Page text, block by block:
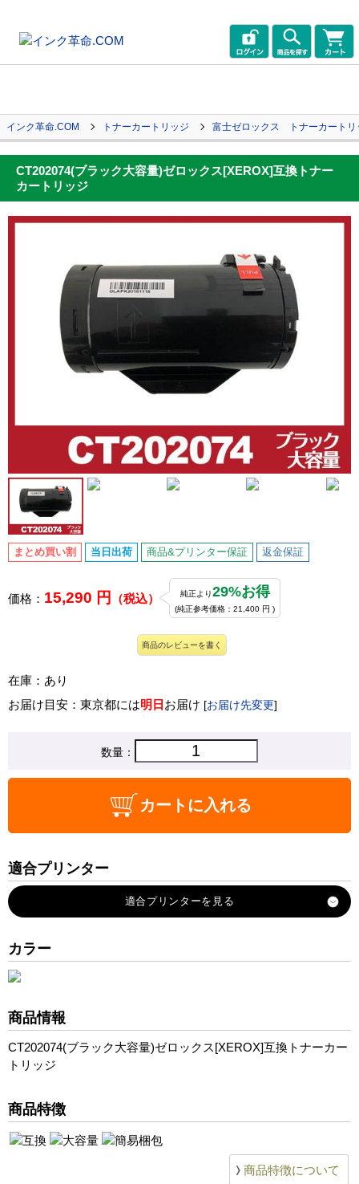
インク革命.COM トナーカートリッジ 富士ゼロックス トナーカートリ
CT202074(ブラック大容量)ゼロックス[XEROX]互換トナー
カートリッジ
まとめ買い割 当日出荷 商品&プリンター保証 返金保証
価格： 15,290 円 （税込） 純正より29%お得
(純正参考価格：21,400 円 )
商品のレビューを書く
在庫：あり
お届け目安：東京都には明日 お届け [お届け先変更]
数量：
カートに入れる
適合プリンター
カラー
商品情報
CT202074(ブラック大容量)ゼロックス[XEROX]互換トナーカー
トリッジ
商品特徴
商品特徴について